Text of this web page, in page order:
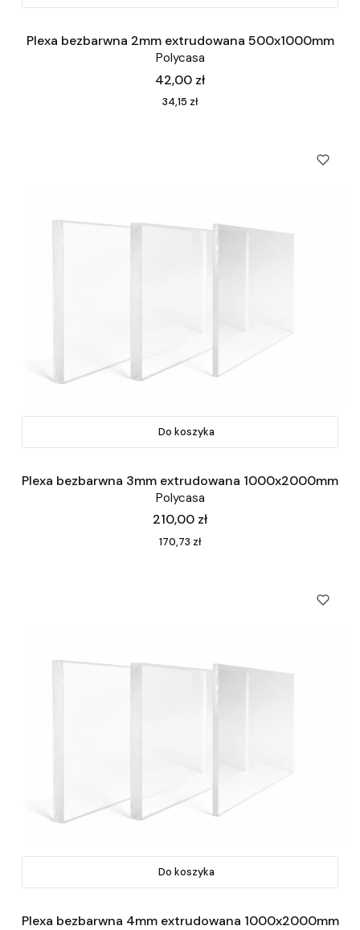
Plexa bezbarwna 2mm extrudowana 500x1000mm
Polycasa
Cena
42,00 zł
Cena
34,15 zł
Do koszyka
Plexa bezbarwna 3mm extrudowana 1000x2000mm
Polycasa
Cena
210,00 zł
Cena
170,73 zł
Do koszyka
Plexa bezbarwna 4mm extrudowana 1000x2000mm